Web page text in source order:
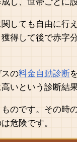
し、世帯ごとに
しても自由に行
得して後で赤字
の料金自動診断
いという診断結
のです。その時
危険です。